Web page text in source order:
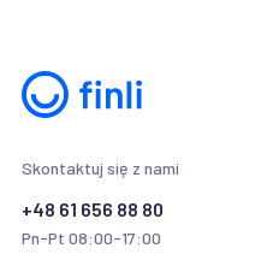
Skontaktuj się z nami
+48 61 656 88 80
Pn-Pt 08:00-17:00